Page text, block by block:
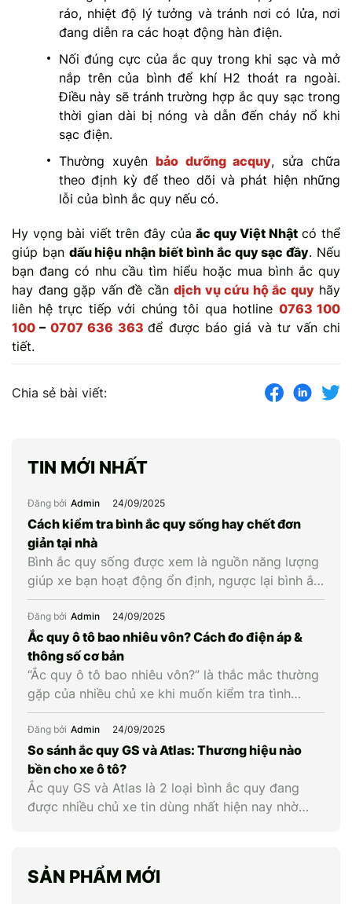
ráo, nhiệt độ lý tưởng và tránh nơi có lửa, nơi
đang diễn ra các hoạt động hàn điện.
Nối đúng cực của ắc quy trong khi sạc và mở
nắp trên của bình để khí H2 thoát ra ngoài.
Điều này sẽ tránh trường hợp ắc quy sạc trong
thời gian dài bị nóng và dẫn đến cháy nổ khi
sạc điện.
Thường xuyênbảo dưỡng acquy, sửa chữa
theo định kỳ để theo dõi và phát hiện những
lỗi của bình ắc quy nếu có.
Hy vọng bài viết trên đây củaắc quy Việt Nhậtcó thể
giúp bạn dấu hiệu nhận biết bình ắc quy sạc đầy. Nếu
bạn đang có nhu cầu tìm hiểu hoặc mua bình ắc quy
hay đang gặp vấn đề cần dịch vụ cứu hộ ắc quyhãy
liên hệ trực tiếp với chúng tôi qua hotline 0763 100
100 – 0707 636 363 để được báo giá và tư vấn chi
tiết.
Chia sẻ bài viết:
TIN MỚI NHẤT
Đăng bởi Admin 24/09/2025
Cách kiểm tra bình ắc quy sống hay chết đơn
giản tại nhà
Bình ắc quy sống được xem là nguồn năng lượng
giúp xe bạn hoạt động ổn định, ngược lại bình ắc
quy chết là khi bình cạn năng lượng và không còn
khả năng cung cấp điện cho xe. Vậy làm cách
nào để biết được bình ắc quy xe còn sống hay
chết? Hãy […]
Đăng bởi Admin 24/09/2025
Ắc quy ô tô bao nhiêu vôn? Cách đo điện áp &
thông số cơ bản
“Ắc quy ô tô bao nhiêu vôn?” là thắc mắc thường
gặp của nhiều chủ xe khi muốn kiểm tra tình
trạng bình hay cân nhắc thay mới. Hiểu đúng về
điện áp cùng các thông số liên quan giúp chủ xe
chủ động kiểm tra, bảo dưỡng và thay ắc quy ô
tô kịp […]
Đăng bởi Admin 24/09/2025
So sánh ắc quy GS và Atlas: Thương hiệu nào
bền cho xe ô tô?
Ắc quy GS và Atlas là 2 loại bình ắc quy đang
được nhiều chủ xe tin dùng nhất hiện nay nhờ
ấn tượng với công nghệ hiện đại và hiệu năng
khởi […]
SẢN PHẨM MỚI